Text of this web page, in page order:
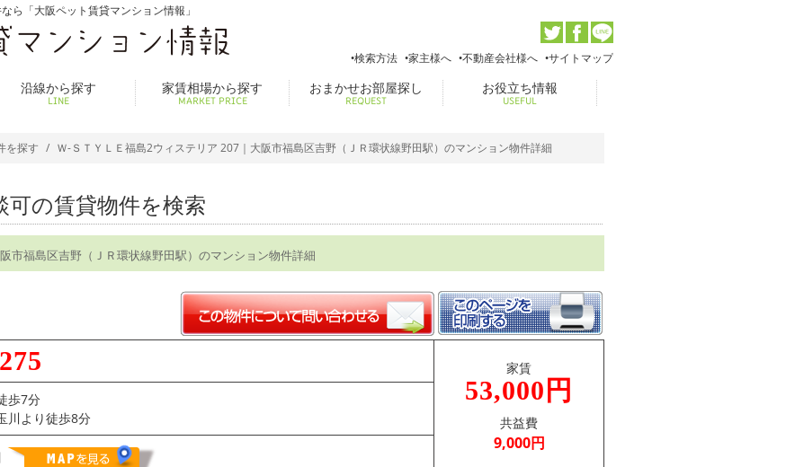
ら「大阪ペット賃貸マンション情報」
検索方法 家主様へ 不動産会社様へ サイトマップ
沿線から探す
LINE
家賃相場から探す
MARKET PRICE
おまかせお部屋探し
REQUEST
お役立ち情報
USEFUL
を探す Ｗ-ＳＴＹＬＥ福島2ウィステリア 207｜大阪市福島区吉野（ＪＲ環状線野田駅）のマンション物件詳細
の賃貸物件を検索
市福島区吉野（ＪＲ環状線野田駅）のマンション物件詳細
家賃
53,000円
共益費
9,000円
歩7分
川より徒歩8分